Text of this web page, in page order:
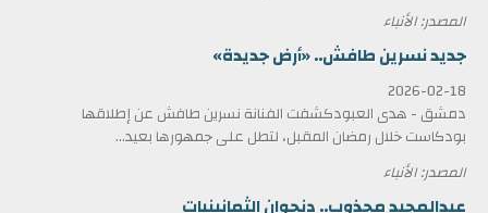
المصدر: الأنباء
جديد نسرين طافش.. «أرض جديدة»
2026-02-18
دمشق - هدى العبودكشفت الفنانة نسرين طافش عن إطلاقها
بودكاست خلال رمضان المقبل، لتطل على جمهورها بعيد...
المصدر: الأنباء